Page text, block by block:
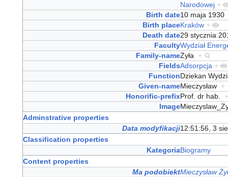
Narodowej +
Birth date10 maja 1930
Birth placeKraków +
Death date29 stycznia
FacultyWydział
Family-nameŻyła +
FieldsAdsorpcja +
FunctionDziekan
Given-nameMieczysław +
Honorific-prefixProf. dr hab. +
Image
Adminstrative properties
Data modyfikacji12:51:56, 3
Classification properties
KategoriaBiogramy
Content properties
Ma podobiektMieczysław